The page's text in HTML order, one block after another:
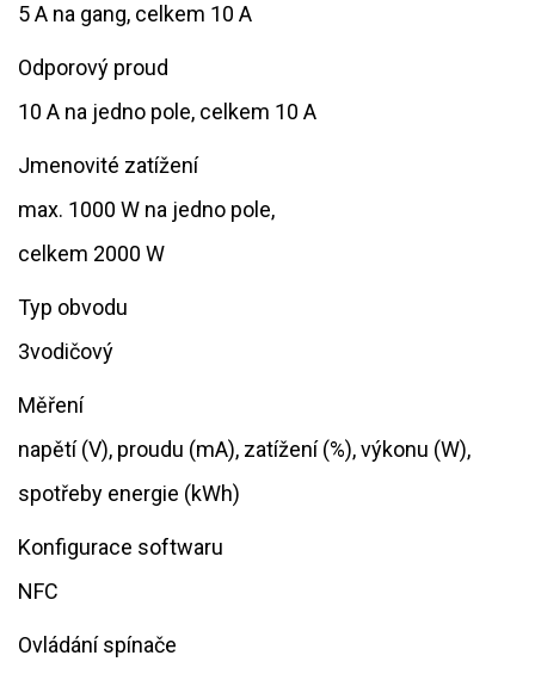
5 A na gang, celkem 10 A
Odporový proud
10 A na jedno pole, celkem 10 A
Jmenovité zatížení
max. 1000 W na jedno pole,
celkem 2000 W
Typ obvodu
3vodičový
Měření
napětí (V), proudu (mA), zatížení (%), výkonu (W),
spotřeby energie (kWh)
Konfigurace softwaru
NFC
Ovládání spínače